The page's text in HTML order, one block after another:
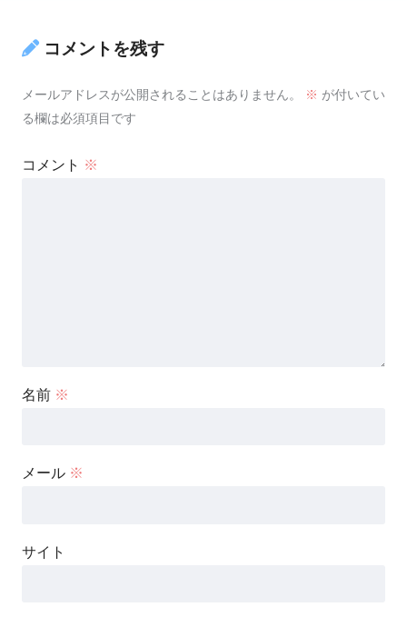
コメントを残す
メールアドレスが公開されることはありません。 ※ が付いてい
る欄は必須項目です
コメント ※
名前 ※
メール ※
サイト